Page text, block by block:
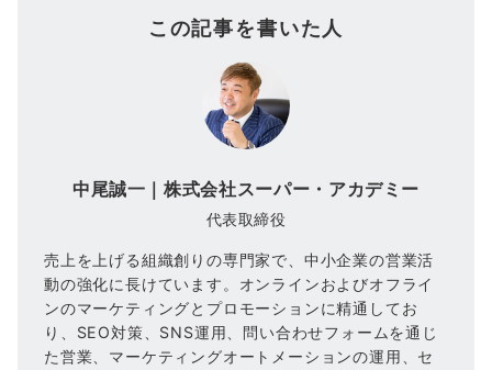
この記事を書いた人
中尾誠一｜株式会社スーパー・アカデミー
代表取締役
売上を上げる組織創りの専門家で、中小企業の営業活
動の強化に長けています。オンラインおよびオフライ
ンのマーケティングとプロモーションに精通してお
り、SEO対策、SNS運用、問い合わせフォームを通じ
た営業、マーケティングオートメーションの運用、セ